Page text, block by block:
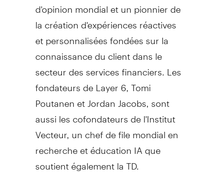
d'opinion mondial et un pionnier de
la création d'expériences réactives
et personnalisées fondées sur la
connaissance du client dans le
secteur des services financiers. Les
fondateurs de Layer 6, Tomi
Poutanenet Jordan Jacobs , sont
aussi les cofondateurs de l'Institut
Vecteur, un chef de file mondial en
recherche et éducation IA que
soutient également la TD.